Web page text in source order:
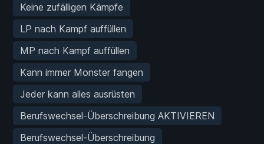
Keine zufälligen Kämpfe
LP nach Kampf auffüllen
MP nach Kampf auffüllen
Kann immer Monster fangen
Jeder kann alles ausrüsten
Berufswechsel-Überschreibung AKTIVIEREN
Berufswechsel-Überschreibung